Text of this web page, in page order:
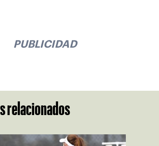
PUBLICIDAD
relacionados